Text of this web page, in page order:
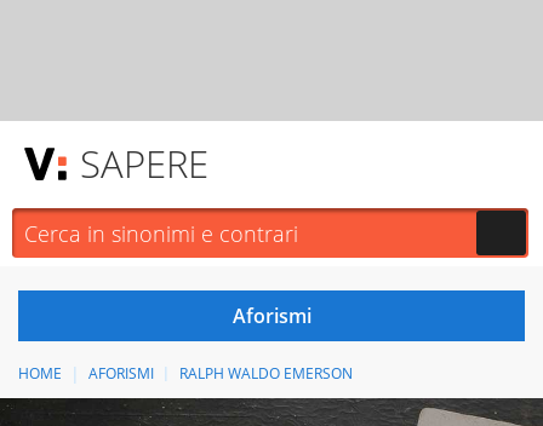
SAPERE
HOME AFORISMI RALPH WALDO EMERSON